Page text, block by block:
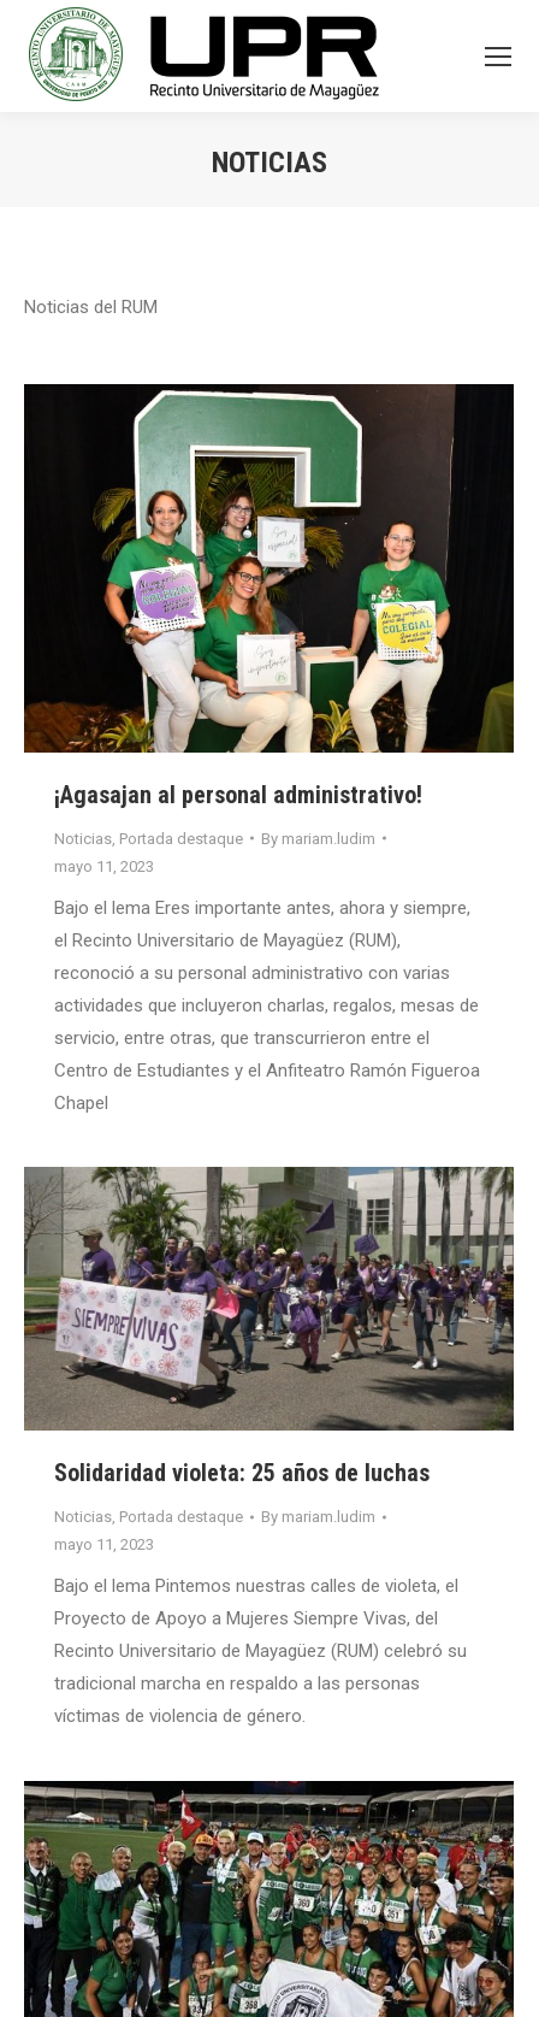
NOTICIAS
Noticias del RUM
¡Agasajan al personal administrativo!
Noticias Portada destaque By mariam.ludim
mayo 11, 2023
Bajo el lema Eres importante antes, ahora y siempre,
el Recinto Universitario de Mayagüez (RUM),
reconoció a su personal administrativo con varias
actividades que incluyeron charlas, regalos, mesas de
servicio, entre otras, que transcurrieron entre el
Centro de Estudiantes y el Anfiteatro Ramón Figueroa
Chapel
Solidaridad violeta: 25 años de luchas
Noticias, Portada destaque By mariam.ludim
mayo 11, 2023
Bajo el lema Pintemos nuestras calles de violeta, el
Proyecto de Apoyo a Mujeres Siempre Vivas, del
Recinto Universitario de Mayagüez (RUM) celebró su
tradicional marcha en respaldo a las personas
víctimas de violencia de género.